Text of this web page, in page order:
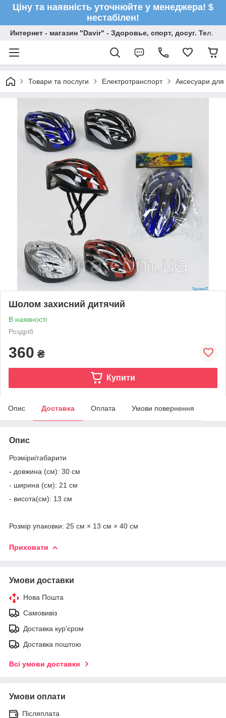
Ціну та наявність уточнюйте у менеджера! $
нестабілен!
Интернет - магазин "Davir" - Здоровье, спорт, досуг. Тел.
Товари та послуги Електротранспорт Аксесуари для
Шолом захисний дитячий
В наявності
Роздріб
360 ₴
Купити
Опис Доставка Оплата Умови повернення
Опис
Розміри/габарити
- довжина (см): 30 см
- ширина (см): 21 см
- висота(см): 13 см
Розмір упаковки: 25 см × 13 см × 40 см
Приховати
Умови доставки
Нова Пошта
Самовивіз
Доставка кур'єром
Доставка поштою
Всі умови доставки
Умови оплати
Післяплата